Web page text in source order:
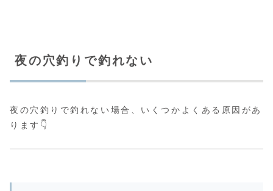
夜の穴釣りで釣れない
夜の穴釣りで釣れない場合、いくつかよくある原因があ
ります👇